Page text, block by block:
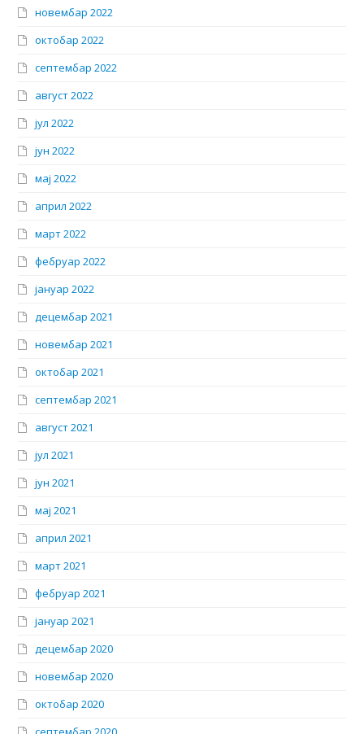
новембар 2022
октобар 2022
септембар 2022
август 2022
јул 2022
јун 2022
мај 2022
април 2022
март 2022
фебруар 2022
јануар 2022
децембар 2021
новембар 2021
октобар 2021
септембар 2021
август 2021
јул 2021
јун 2021
мај 2021
април 2021
март 2021
фебруар 2021
јануар 2021
децембар 2020
новембар 2020
октобар 2020